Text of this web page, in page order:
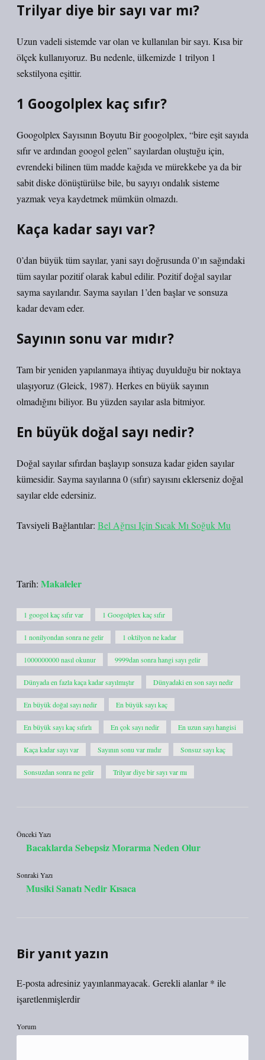
Trilyar diye bir sayı var mı?
Uzun vadeli sistemde var olan ve kullanılan bir sayı. Kısa bir
ölçek kullanıyoruz. Bu nedenle, ülkemizde 1 trilyon 1
sekstilyona eşittir.
1 Googolplex kaç sıfır?
Googolplex Sayısının Boyutu Bir googolplex, “bire eşit sayıda
sıfır ve ardından googol gelen” sayılardan oluştuğu için,
evrendeki bilinen tüm madde kağıda ve mürekkebe ya da bir
sabit diske dönüştürülse bile, bu sayıyı ondalık sisteme
yazmak veya kaydetmek mümkün olmazdı.
Kaça kadar sayı var?
0’dan büyük tüm sayılar, yani sayı doğrusunda 0’ın sağındaki
tüm sayılar pozitif olarak kabul edilir. Pozitif doğal sayılar
sayma sayılarıdır. Sayma sayıları 1’den başlar ve sonsuza
kadar devam eder.
Sayının sonu var mıdır?
Tam bir yeniden yapılanmaya ihtiyaç duyulduğu bir noktaya
ulaşıyoruz (Gleick, 1987). Herkes en büyük sayının
olmadığını biliyor. Bu yüzden sayılar asla bitmiyor.
En büyük doğal sayı nedir?
Doğal sayılar sıfırdan başlayıp sonsuza kadar giden sayılar
kümesidir. Sayma sayılarına 0 (sıfır) sayısını eklerseniz doğal
sayılar elde edersiniz.
Tavsiyeli Bağlantılar: Bel Ağrısı Için Sıcak Mı Soğuk Mu
Tarih: Makaleler
1 googol kaç sıfır var 1 Googolplex kaç sıfır
1 nonilyondan sonra ne gelir 1 oktilyon ne kadar
1000000000 nasıl okunur 9999dan sonra hangi sayı gelir
Dünyada en fazla kaça kadar sayılmıştır Dünyadaki en son sayı nedir
En büyük doğal sayı nedir En büyük sayı kaç
En büyük sayı kaç sıfırlı En çok sayı nedir En uzun sayı hangisi
Kaça kadar sayı var Sayının sonu var mıdır Sonsuz sayı kaç
Sonsuzdan sonra ne gelir Trilyar diye bir sayı var mı
Önceki Yazı
Bacaklarda Sebepsiz Morarma Neden Olur
Sonraki Yazı
Musiki Sanatı Nedir Kısaca
Bir yanıt yazın
E-posta adresiniz yayınlanmayacak. Gerekli alanlar* ile
işaretlenmişlerdir
Yorum